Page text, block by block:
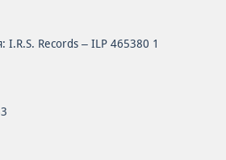
I.R.S. Records – ILP 465380 1